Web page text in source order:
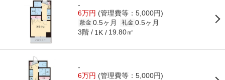
-
6万円 (管理費等：5,000円)
敷金 0.5ヶ月 礼金 0.5ヶ月
3階 1K 19.80㎡
-
6万円 (管理費等：5,000円)